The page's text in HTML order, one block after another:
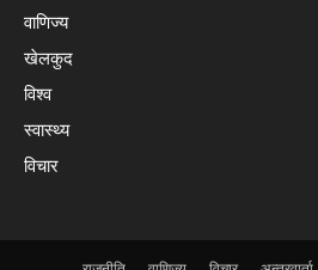
वाणिज्य
खेलकुद
विश्व
स्वास्थ्य
विचार